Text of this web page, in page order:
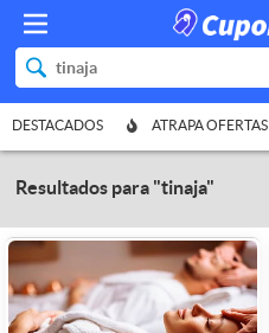
DESTACADOS ATRAPA OFERTAS
Resultados para "tinaja"